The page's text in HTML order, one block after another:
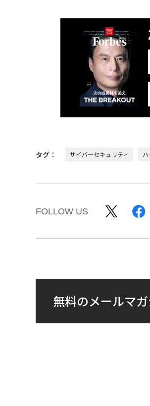
タグ： サイバーセキュリティ
FOLLOW US
無料のメールマ